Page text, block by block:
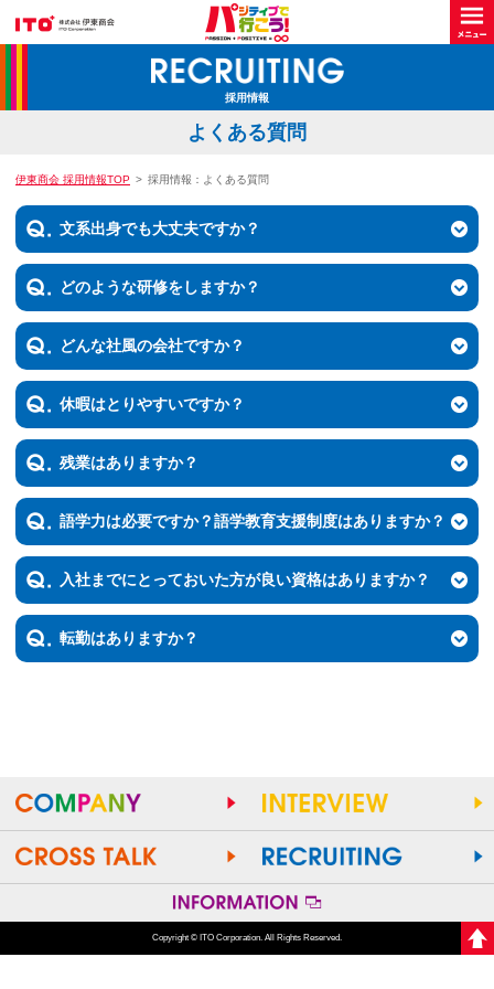
採用情報
よくある質問
伊東商会 採用情報TOP 採用情報：よくある質問
文系出身でも大丈夫ですか？
どのような研修をしますか？
どんな社風の会社ですか？
休暇はとりやすいですか？
残業はありますか？
語学力は必要ですか？語学教育支援制度はありますか？
入社までにとっておいた方が良い資格はありますか？
転勤はありますか？
Copyright © ITO Corporation. All Rights Reserved.